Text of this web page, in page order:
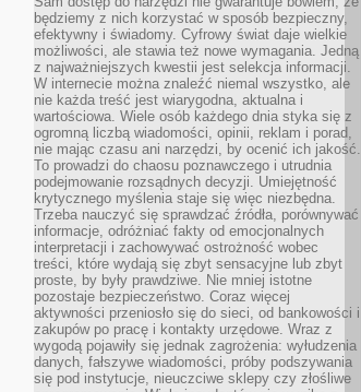
będziemy z nich korzystać w sposób bezpieczny,
efektywny i świadomy. Cyfrowy świat daje wielkie
możliwości, ale stawia też nowe wymagania. Jedną
z najważniejszych kwestii jest selekcja informacji.
W internecie można znaleźć niemal wszystko, ale
nie każda treść jest wiarygodna, aktualna i
wartościowa. Wiele osób każdego dnia styka się z
ogromną liczbą wiadomości, opinii, reklam i porad,
nie mając czasu ani narzędzi, by ocenić ich jakość.
To prowadzi do chaosu poznawczego i utrudnia
podejmowanie rozsądnych decyzji. Umiejętność
krytycznego myślenia staje się więc niezbędna.
Trzeba nauczyć się sprawdzać źródła, porównywać
informacje, odróżniać fakty od emocjonalnych
interpretacji i zachowywać ostrożność wobec
treści, które wydają się zbyt sensacyjne lub zbyt
proste, by były prawdziwe. Nie mniej istotne
pozostaje bezpieczeństwo. Coraz więcej
aktywności przeniosło się do sieci, od bankowości i
zakupów po pracę i kontakty urzędowe. Wraz z
wygodą pojawiły się jednak zagrożenia: wyłudzenia
danych, fałszywe wiadomości, próby podszywania
się pod instytucje, nieuczciwe sklepy czy złośliwe